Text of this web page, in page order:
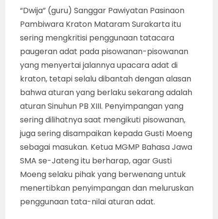
“Dwija” (guru) Sanggar Pawiyatan Pasinaon
Pambiwara Kraton Mataram Surakarta itu
sering mengkritisi penggunaan tatacara
paugeran adat pada pisowanan-pisowanan
yang menyertai jalannya upacara adat di
kraton, tetapi selalu dibantah dengan alasan
bahwa aturan yang berlaku sekarang adalah
aturan Sinuhun PB XIII. Penyimpangan yang
sering dilihatnya saat mengikuti pisowanan,
juga sering disampaikan kepada Gusti Moeng
sebagai masukan. Ketua MGMP Bahasa Jawa
SMA se-Jateng itu berharap, agar Gusti
Moeng selaku pihak yang berwenang untuk
menertibkan penyimpangan dan meluruskan
penggunaan tata-nilai aturan adat.